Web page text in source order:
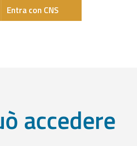
Entra con CNS
accedere